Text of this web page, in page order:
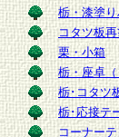
栃・漆塗
コタツ板
栗・小箱
栃・座卓
栃･コタツ
栃･応接テ
コーナー